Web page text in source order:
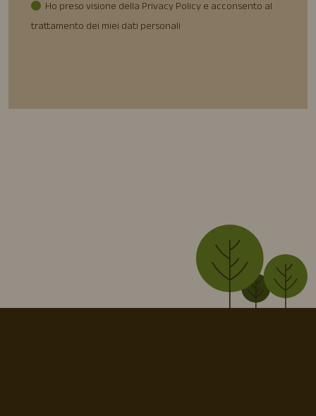
Ho preso visione della Privacy Policy e acconsento al
trattamento dei miei dati personali